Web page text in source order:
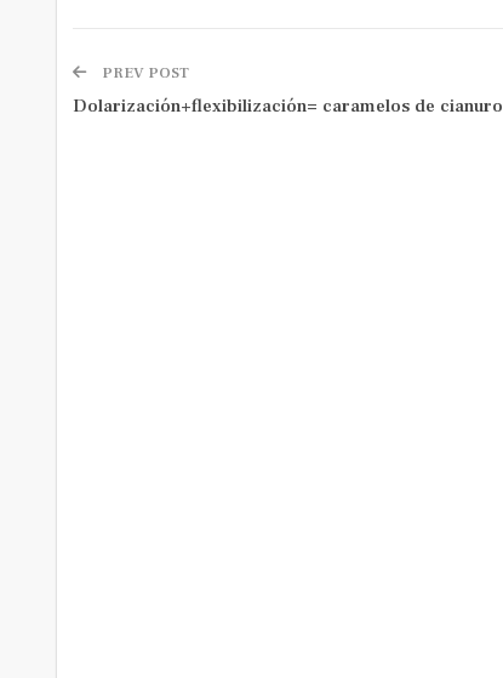
PREV POST
Dolarización+flexibilización= caramelos de cianuro